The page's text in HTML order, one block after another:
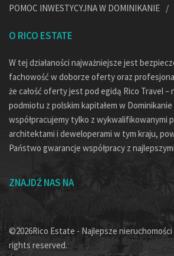
POMOC INWESTYCYJNA W DOMINIKANIE
O RICO ESTATE
W tej działaności najważniejsze jest
fachowość w doborze oferty oraz
że całość oferty jest pod egidą Rico Travel –
podmiotu z polskim kapitałem w
współpracujemy tylko z wykwalifikowanymi
architektami i deweloperami w tym kraju,
Państwo gwarancje współpracy z
ZNAJDŹ NAS NA
©2026Rico Estate - Najlepsze nieruchomości
rights reserved.